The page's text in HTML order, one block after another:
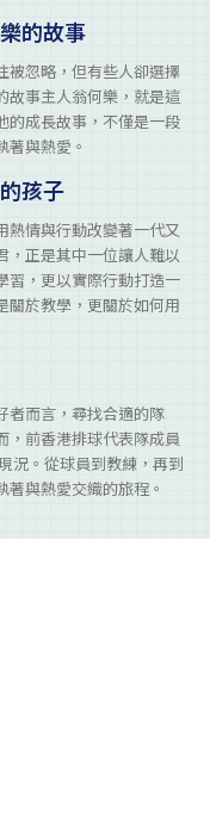
的故事
被忽略，但有些人卻選擇
故事主人翁何樂，就是這
的成長故事，不僅是一段
與熱愛。
孩子
熱情與行動改變著一代又
，正是其中一位讓人難以
習，更以實際行動打造一
關於教學，更關於如何用
者而言，尋找合適的隊
，前香港排球代表隊成員
況。從球員到教練，再到
與熱愛交織的旅程。